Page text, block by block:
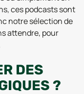
ces podcasts sont
notre sélection de
attendre, pour
DES
?